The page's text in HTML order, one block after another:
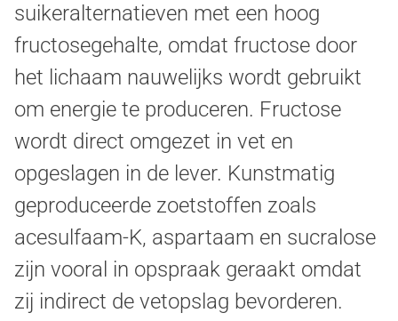
suikeralternatieven met een hoog
fructosegehalte, omdat fructose door
het lichaam nauwelijks wordt gebruikt
om energie te produceren. Fructose
wordt direct omgezet in vet en
opgeslagen in de lever. Kunstmatig
geproduceerde zoetstoffen zoals
acesulfaam-K, aspartaam en sucralose
zijn vooral in opspraak geraakt omdat
zij indirect de vetopslag bevorderen.